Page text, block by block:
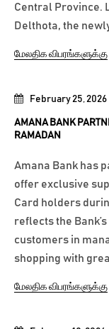
February 25, 2026
AMANA BANK
RAMADAN
Amana Bank has
offer exclusive
Card holders
reflects the
customers in
shopping with
மேலதிக விபரங்களுக்கு
Central Province.
Delthota, the
மேலதிக விபரங்களுக்கு